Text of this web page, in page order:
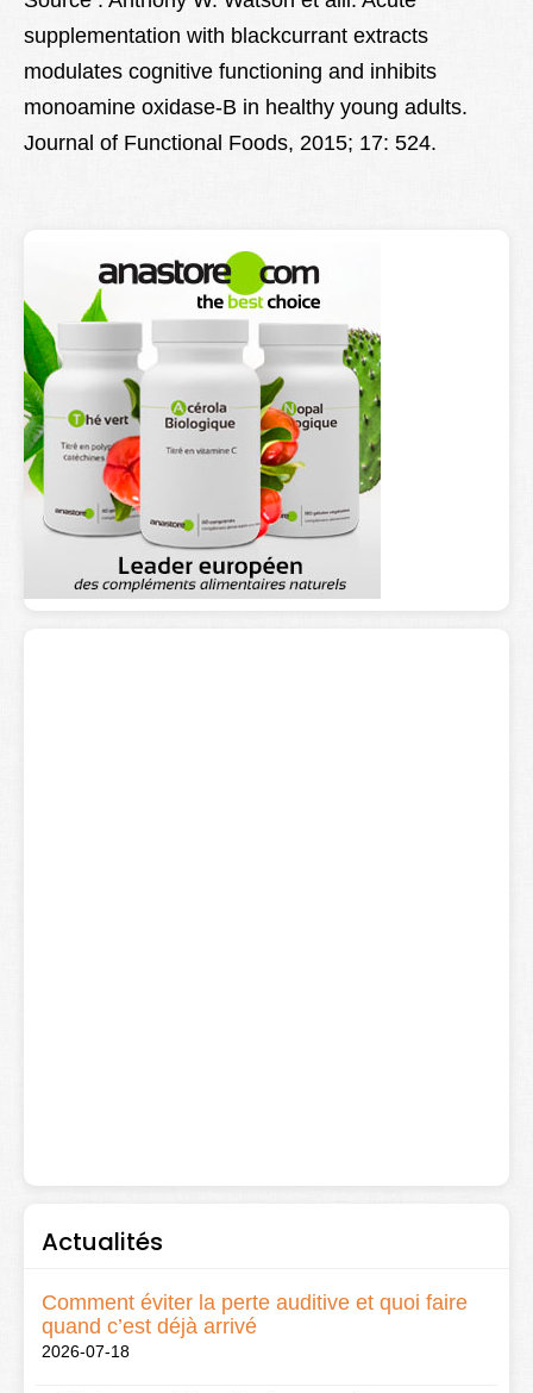
supplementation with blackcurrant extracts
modulates cognitive functioning and inhibits
monoamine oxidase-B in healthy young adults.
Journal of Functional Foods, 2015; 17: 524.
Actualités
Comment éviter la perte auditive et quoi faire
quand c’est déjà arrivé
2026-07-18